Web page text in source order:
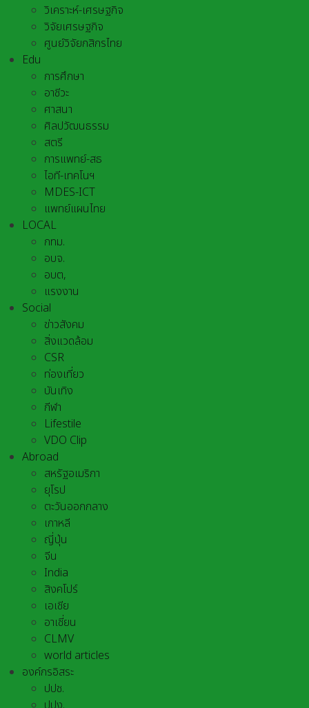
วิเคราะห์-เศรษฐกิจ
วิจัยเศรษฐกิจ
ศูนย์วิจัยกสิกรไทย
Edu
การศึกษา
อาชีวะ
ศาสนา
ศิลปวัฒนธรรม
สตรี
การแพทย์-สธ
ไอที-เทคโนฯ
MDES-ICT
แพทย์แผนไทย
LOCAL
กทม.
อบจ.
อบต,
แรงงาน
Social
ข่าวสังคม
สิ่งแวดล้อม
CSR
ท่องเที่ยว
บันเทิง
กีฬา
Lifestile
VDO Clip
Abroad
สหรัฐอเมริกา
ยุโรป
ตะวันออกกลาง
เกาหลี
ญี่ปุ่น
จีน
India
สิงคโปร์
เอเชีย
อาเชี่ยน
CLMV
world articles
องค์กรอิสระ
ปปช.